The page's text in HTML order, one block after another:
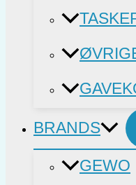
BRANDS
GEWO